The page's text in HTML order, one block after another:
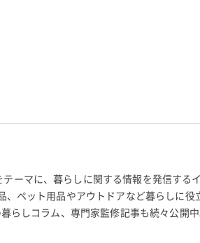
ーマに、暮らしに関する情報を発信する
、ペット用品やアウトドアなど暮らしに役
らしコラム、専門家監修記事も続々公開中